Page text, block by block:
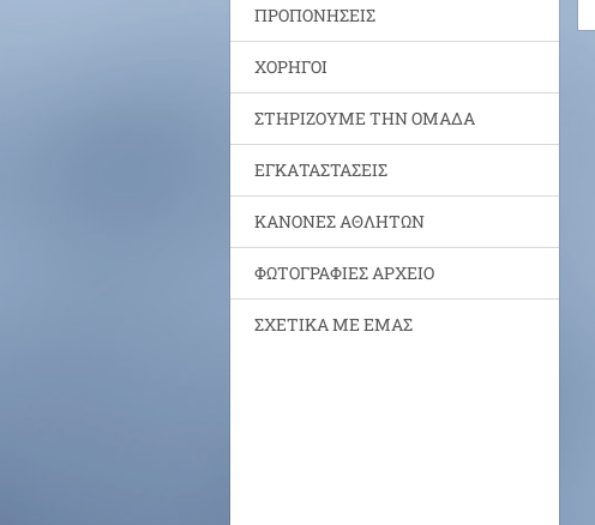
ΠΡΟΠΟΝΗΣΕΙΣ
ΧΟΡΗΓΟΙ
ΣΤΗΡΙΖΟΥΜΕ ΤΗΝ ΟΜΑΔΑ
ΕΓΚΑΤΑΣΤΑΣΕΙΣ
ΚΑΝΟΝΕΣ ΑΘΛΗΤΩΝ
ΦΩΤΟΓΡΑΦΙΕΣ ΑΡΧΕΙΟ
ΣΧΕΤΙΚΑ ΜΕ ΕΜΑΣ